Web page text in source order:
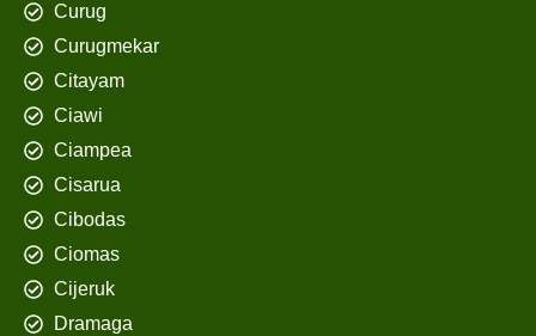
Curug
Curugmekar
Citayam
Ciawi
Ciampea
Cisarua
Cibodas
Ciomas
Cijeruk
Dramaga